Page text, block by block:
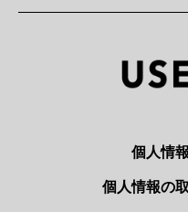
個人情
個人情報の